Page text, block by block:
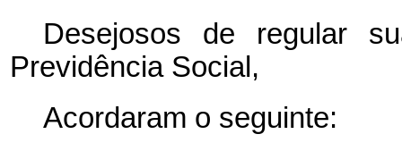
Desejosos de regular
Previdência Social,
Acordaram o seguinte: